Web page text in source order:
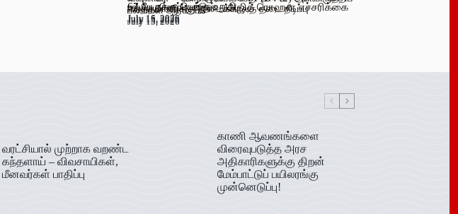
67 பேருக்கு டெங்கு உறுதி
July 16, 2026
ஊடக விளம்பரங்கள் – அஜித் ரொஹன எச்சரிக்கை
July 15, 2026
வர்த்தமானிக்கு இடைக்காலத் தடை நீடிப்பு
July 15, 2026
பணிகள் ஆரம்பம்!
July 15, 2026
வரட்சியால் முற்றாக வறண்ட
கந்தளாய் – விவசாயிகள்,
மீனவர்கள் பாதிப்பு
காணி ஆவணங்களை
விரைவுபடுத்த அரச
அதிகாரிகளுக்கு திறன்
மேம்பாட்டுப் பயிலரங்கு
முன்னெடுப்பு!